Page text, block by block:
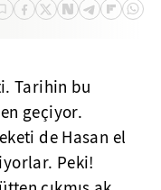
Tarihin bu
geçiyor.
de Hasan el
Peki!